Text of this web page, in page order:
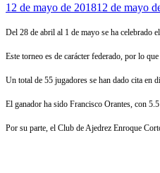
12 de mayo de 201812 de mayo
Del 28 de abril al 1 de mayo se ha celebrado
Este torneo es de carácter federado, por lo
Un total de 55 jugadores se han dado cita en
El ganador ha sido Francisco Orantes, con
Por su parte, el Club de Ajedrez Enroque